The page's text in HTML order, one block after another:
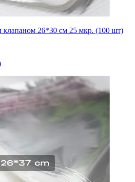
клапаном 26*30 см 25 мкр. (100 шт)